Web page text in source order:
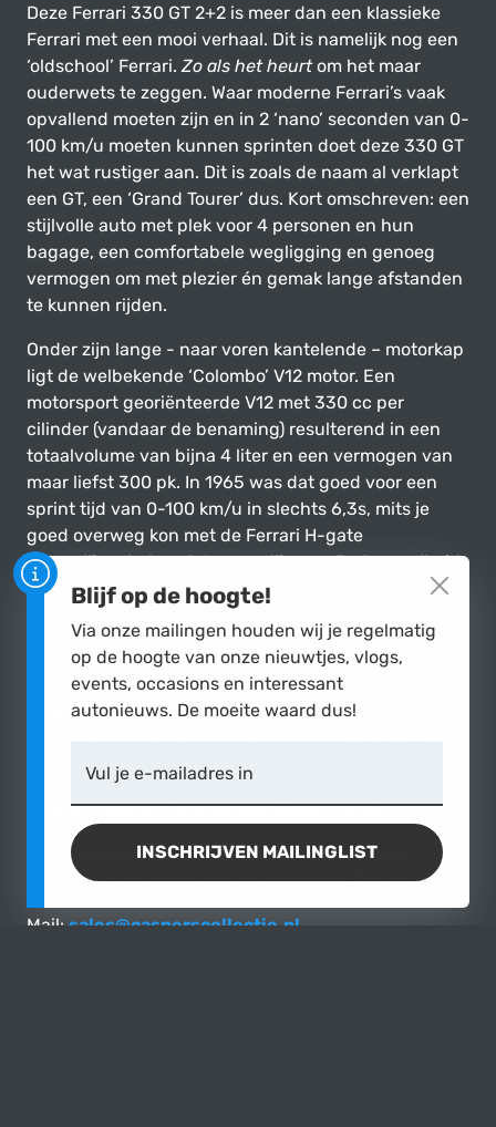
Deze Ferrari 330 GT 2+2 is meer dan een klassieke
Ferrari met een mooi verhaal. Dit is namelijk nog een
‘oldschool’ Ferrari. Zo als het heurtom het maar
ouderwets te zeggen. Waar moderne Ferrari’s vaak
opvallend moeten zijn en in 2 ‘nano’ seconden van 0-
100 km/u moeten kunnen sprinten doet deze 330 GT
het wat rustiger aan. Dit is zoals de naam al verklapt
een GT, een ‘Grand Tourer’ dus. Kort omschreven: een
stijlvolle auto met plek voor 4 personen en hun
bagage, een comfortabele wegligging en genoeg
vermogen om met plezier én gemak lange afstanden
te kunnen rijden.
Onder zijn lange - naar voren kantelende – motorkap
ligt de welbekende ‘Colombo’ V12 motor. Een
motorsport georiënteerde V12 met 330 cc per
cilinder (vandaar de benaming) resulterend in een
totaalvolume van bijna 4 liter en een vermogen van
maar liefst 300 pk. In 1965 was dat goed voor een
sprint tijd van 0-100 km/u in slechts 6,3s, mits je
goed overweg kon met de Ferrari H-gate
versnellingsbak met 4 versnellingen. De topsnelheid
was 245 km/u.
Van deze Series 1 Ferrari 330 GT 2+2, gekenmerkt
door zijn dubbele koplampen en op de vloer
geplaatste pedalen, zijn maar 400 stuks gebouwd.
Daarom is het des te mooier dat deze zeldzame auto
genoten kan worden.
Geïnteresseerd in deze klassieke Ferrari?
Neem daarvoor gerust contact met ons op via
onderstaande gegevens en vraag naar Paul of Coen.
Mail: sales@casperscollectie.nl
Blijf op de hoogte!
Via onze mailingen houden wij je regelmatig
op de hoogte van onze nieuwtjes, vlogs,
events, occasions en interessant
autonieuws. De moeite waard dus!
Vul je e-mailadres in
INSCHRIJVEN MAILINGLIST